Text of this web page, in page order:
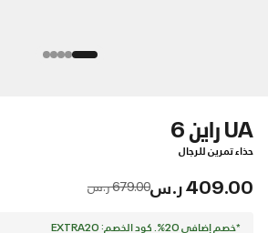
UA راين 6
حذاء تمرين للرجال
409.00 ر.س Price reduced from
679.00 ر.س to
*خصم إضافي 20%. كود الخصم: EXTRA20